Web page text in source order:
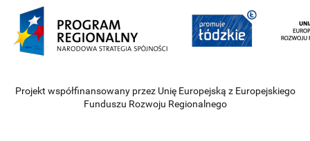
Projekt współfinansowany przez Unię Europejską z Europejskiego
Funduszu Rozwoju Regionalnego